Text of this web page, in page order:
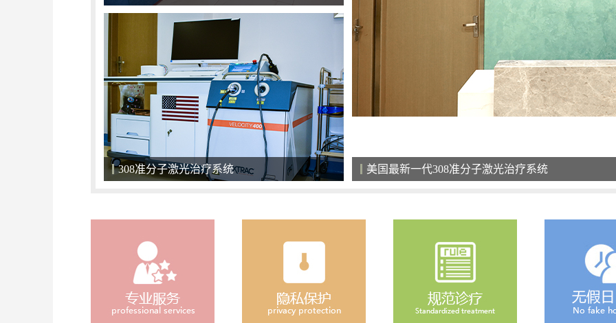
关爱儿童，小天使们不应该被区别对待 清净的住院环境，给患者舒心恢复的空间